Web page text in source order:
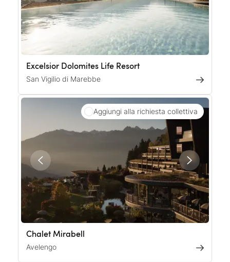
Excelsior Dolomites Life Resort
San Vigilio di Marebbe
Aggiungi alla richiesta collettiva
Chalet Mirabell
Avelengo